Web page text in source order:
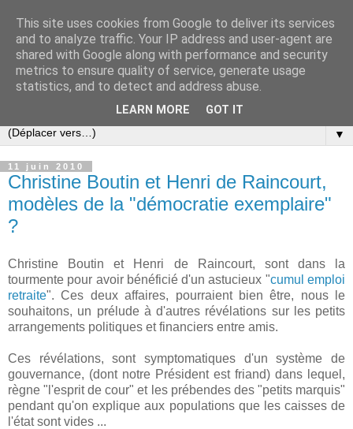
Slovar les Nouvelles
Blog citoyen d'informations, de décryptages et de
commentaires depuis 2005
▼
11 juin 2010
Christine Boutin et Henri de Raincourt,
modèles de la "démocratie exemplaire"
?
Christine Boutin et Henri de Raincourt, sont dans la
tourmente pour avoir bénéficié d'un astucieux "cumul emploi
retraite". Ces deux affaires, pourraient bien être, nous le
souhaitons, un prélude à d'autres révélations sur les petits
arrangements politiques et financiers entre amis.
Ces révélations, sont symptomatiques d'un système de
gouvernance, (dont notre Président est friand) dans lequel,
règne "l'esprit de cour" et les prébendes des "petits marquis"
pendant qu'on explique aux populations que les caisses de
l'état sont vides ...
This site uses cookies from Google to deliver its services
and to analyze traffic. Your IP address and user-agent are
shared with Google along with performance and security
metrics to ensure quality of service, generate usage
statistics, and to detect and address abuse.
LEARN MORE GOT IT